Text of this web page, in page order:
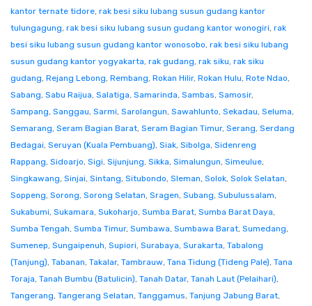
kantor ternate tidore, rak besi siku lubang susun gudang kantor
tulungagung, rak besi siku lubang susun gudang kantor wonogiri, rak
besi siku lubang susun gudang kantor wonosobo, rak besi siku lubang
susun gudang kantor yogyakarta, rak gudang, rak siku, rak siku
gudang, Rejang Lebong, Rembang, Rokan Hilir, Rokan Hulu, Rote Ndao,
Sabang, Sabu Raijua, Salatiga, Samarinda, Sambas, Samosir,
Sampang, Sanggau, Sarmi, Sarolangun, Sawahlunto, Sekadau, Seluma,
Semarang, Seram Bagian Barat, Seram Bagian Timur, Serang, Serdang
Bedagai, Seruyan (Kuala Pembuang), Siak, Sibolga, Sidenreng
Rappang, Sidoarjo, Sigi, Sijunjung, Sikka, Simalungun, Simeulue,
Singkawang, Sinjai, Sintang, Situbondo, Sleman, Solok, Solok Selatan,
Soppeng, Sorong, Sorong Selatan, Sragen, Subang, Subulussalam,
Sukabumi, Sukamara, Sukoharjo, Sumba Barat, Sumba Barat Daya,
Sumba Tengah, Sumba Timur, Sumbawa, Sumbawa Barat, Sumedang,
Sumenep, Sungaipenuh, Supiori, Surabaya, Surakarta, Tabalong
(Tanjung), Tabanan, Takalar, Tambrauw, Tana Tidung (Tideng Pale), Tana
Toraja, Tanah Bumbu (Batulicin), Tanah Datar, Tanah Laut (Pelaihari),
Tangerang, Tangerang Selatan, Tanggamus, Tanjung Jabung Barat,